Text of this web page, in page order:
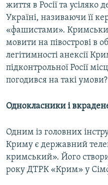
життя в Росії та усіляко
Україні, називаючи її
«фашистами».
мовити на півострові в
легітимності анексії
підконтрольної Росії
погодився на такі умови?
Однокласники і
Одним із головних
Криму є державний
кримський». Його
року ДТРК «Крим» у